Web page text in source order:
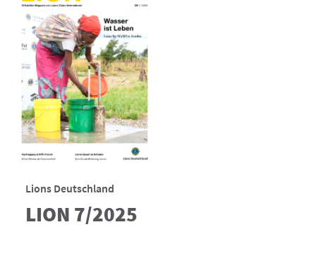
Lions Deutschland
LION 7/2025